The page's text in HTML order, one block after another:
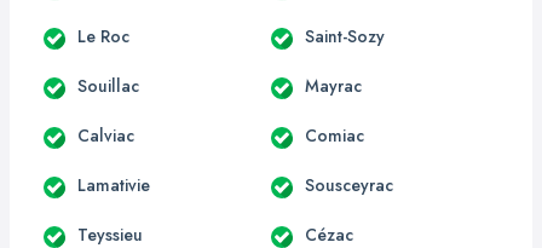
Le Roc Saint-Sozy
Souillac Mayrac
Calviac Comiac
Lamativie Sousceyrac
Teyssieu Cézac